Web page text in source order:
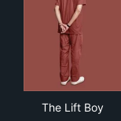
The Lift Boy